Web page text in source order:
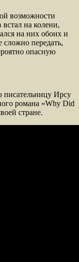
возможности
на колени,
на них обоих и
передать,
опасную
писательницу Ирсу
романа «Why Did
стране.